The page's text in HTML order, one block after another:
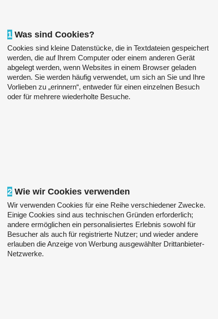
1 Was sind Cookies?
Cookies sind kleine Datenstücke, die in Textdateien gespeichert
werden, die auf Ihrem Computer oder einem anderen Gerät
abgelegt werden, wenn Websites in einem Browser geladen
werden. Sie werden häufig verwendet, um sich an Sie und Ihre
Vorlieben zu „erinnern“, entweder für einen einzelnen Besuch
oder für mehrere wiederholte Besuche.
2 Wie wir Cookies verwenden
Wir verwenden Cookies für eine Reihe verschiedener Zwecke.
Einige Cookies sind aus technischen Gründen erforderlich;
andere ermöglichen ein personalisiertes Erlebnis sowohl für
Besucher als auch für registrierte Nutzer; und wieder andere
erlauben die Anzeige von Werbung ausgewählter Drittanbieter-
Netzwerke.